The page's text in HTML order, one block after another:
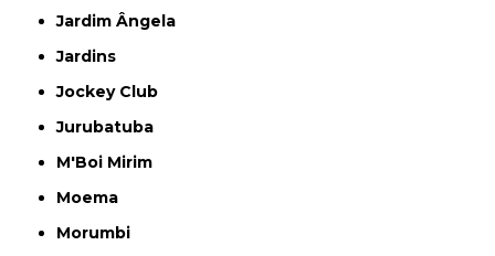
Jardim Ângela
Jardins
Jockey Club
Jurubatuba
M'Boi Mirim
Moema
Morumbi